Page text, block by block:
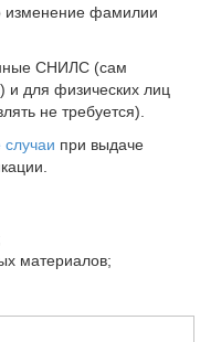
изменение фамилии
СНИЛС (сам
и для физических лиц
не требуется).
при выдаче
материалов;